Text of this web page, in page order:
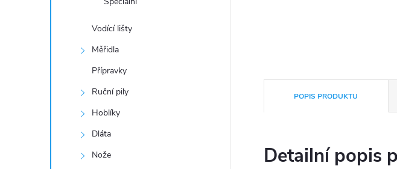
Vodící lišty
Měřidla
Přípravky
Ruční pily
Hoblíky
Dláta
Nože
POPIS PRODUKTU
Detailní popis